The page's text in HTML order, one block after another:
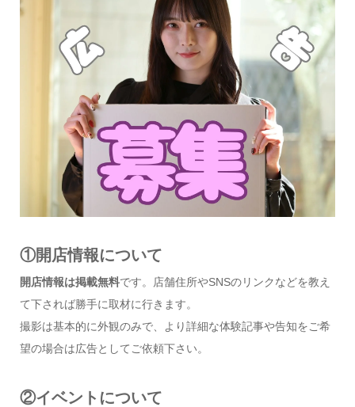
①開店情報について
開店情報は掲載無料です。店舗住所やSNSのリンクなどを教え
て下されば勝手に取材に行きます。
撮影は基本的に外観のみで、より詳細な体験記事や告知をご希
望の場合は広告としてご依頼下さい。
②イベントについて